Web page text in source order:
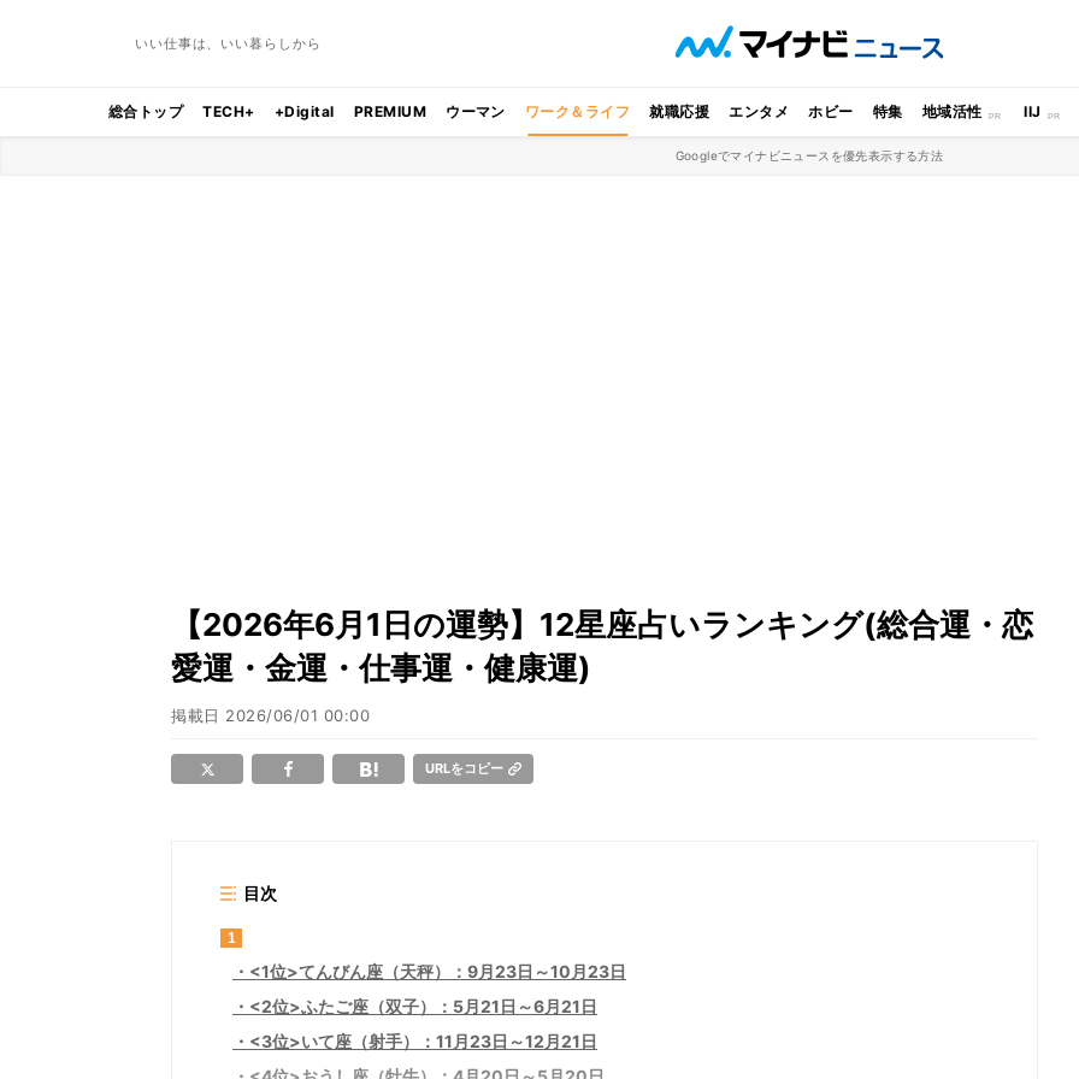
いい仕事は、いい暮らしから
総合トップ TECH+ +Digital PREMIUM ウーマン ワーク＆ライフ 就職応援 エンタメ ホビー 特集 地域活性 IIJ
Googleでマイナビニュースを優先表示する方法
【2026年6月1日の運勢】12星座占いランキング(総合運・恋
愛運・金運・仕事運・健康運)
掲載日 2026/06/01 00:00
URLをコピー
目次
1
<1位>てんびん座（天秤）：9月23日～10月23日
<2位>ふたご座（双子）：5月21日～6月21日
<3位>いて座（射手）：11月23日～12月21日